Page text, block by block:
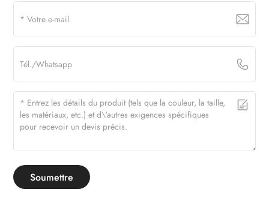
Soumettre